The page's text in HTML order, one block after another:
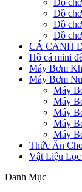
Đồ
Đồ
Đồ
Đồ
CÁ CẢNH
Hồ cá mini
Máy Bơm
Máy Bơm
Máy
Máy
Máy
Máy
Máy
Thức Ăn
Vật Liệu
Danh Mục